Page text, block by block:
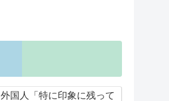
外国人「特に印象に残って